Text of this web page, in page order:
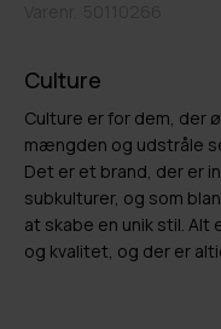
Culture
Culture er for dem, der
mængden og udstråle
Det er et brand, der er
subkulturer, og som
at skabe en unik stil.
og kvalitet, og der er